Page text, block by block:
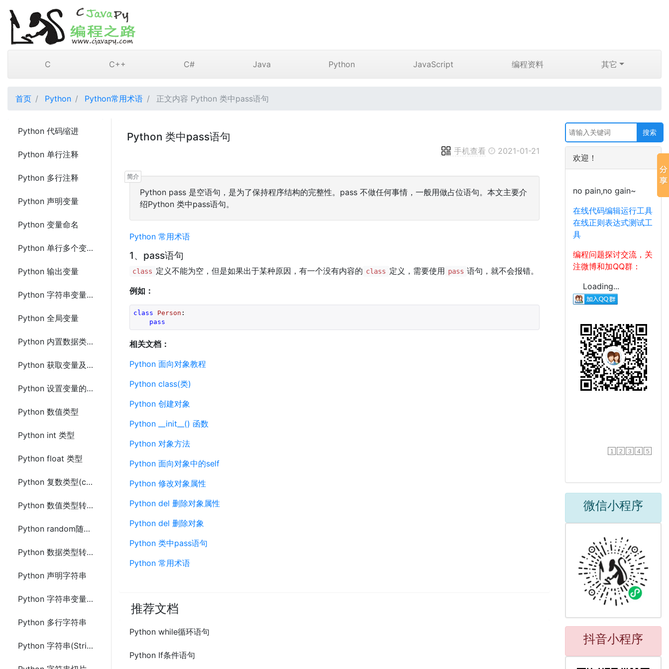
C C++ C# Java Python JavaScript 编程资料 其它
首页 Python Python常用术语 正文内容 Python 类中pass语句
Python 代码缩进
Python 单行注释
Python 多行注释
Python 声明变量
Python 变量命名
Python 单行多个变量赋值
Python 输出变量
Python 字符串变量连接
Python 全局变量
Python 内置数据类型
Python 获取变量及常量的数据类型
Python 设置变量的数据类型
Python 数值类型
Python int 类型
Python float 类型
Python 复数类型(complex)
Python 数值类型转换
Python random随机数
Python 数据类型转换
Python 声明字符串
Python 字符串变量赋值
Python 多行字符串
Python 字符串(Strings)是数组
Python 类中pass语句
手机查看 2021-01-21
Python pass 是空语句，是为了保持程序结构的完整性。pass 不做任何事情，一般用做占位语句。本文主要介
绍Python 类中pass语句。
Python 常用术语
1、pass语句
class 定义不能为空，但是如果出于某种原因，有一个没有内容的 class 定义，需要使用 pass 语句，就不会报错。
例如：
class Person :
pass
相关文档：
Python 面向对象教程
Python class(类)
Python 创建对象
Python __init__() 函数
Python 对象方法
Python 面向对象中的self
Python 修改对象属性
Python del 删除对象属性
Python del 删除对象
Python 类中pass语句
Python 常用术语
推荐文档
Python while循环语句
Python If条件语句
欢迎！
no pain,no gain~
在线代码编辑运行工具
在线正则表达式测试工
具
编程问题探讨交流，关
注微博和加QQ群：
Loading...
1 2 3 4 5
微信小程序
抖音小程序